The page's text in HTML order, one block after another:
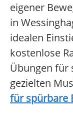
eigener
in
idealen
kostenlose
Übungen für
gezielten
für spürbare